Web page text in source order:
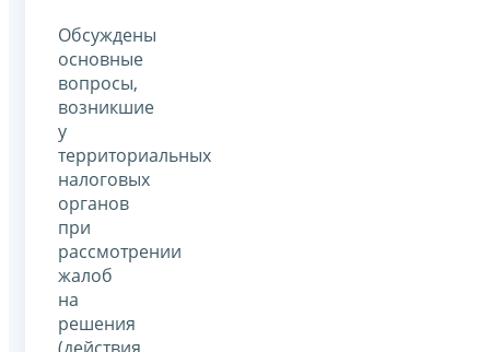
Обсуждены
основные
вопросы,
возникшие
у
территориальных
налоговых
органов
при
рассмотрении
жалоб
на
решения
(действия,